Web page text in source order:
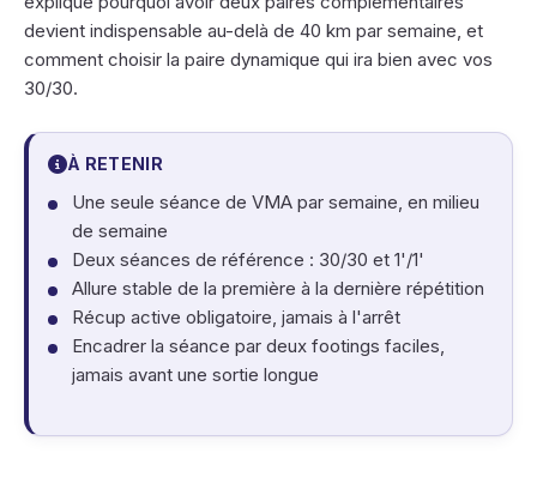
devient indispensable au-delà de 40 km par semaine, et
comment choisir la paire dynamique qui ira bien avec vos
30/30.
À RETENIR
Une seule séance de VMA par semaine, en milieu
de semaine
Deux séances de référence : 30/30 et 1'/1'
Allure stable de la première à la dernière répétition
Récup active obligatoire, jamais à l'arrêt
Encadrer la séance par deux footings faciles,
jamais avant une sortie longue